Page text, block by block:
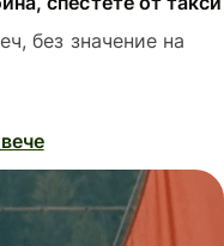
без значение на